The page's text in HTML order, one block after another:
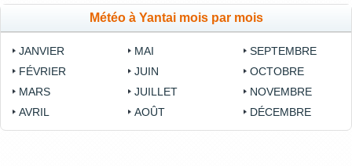
Météo à Yantai mois par mois
JANVIER
FÉVRIER
MARS
AVRIL
MAI
JUIN
JUILLET
AOÛT
SEPTEMBRE
OCTOBRE
NOVEMBRE
DÉCEMBRE